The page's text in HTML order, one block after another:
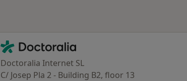
Contacto
Doctoralia - Página de inicio
Doctoralia Internet SL
C/ Josep Pla 2 - Building B2, floor 13